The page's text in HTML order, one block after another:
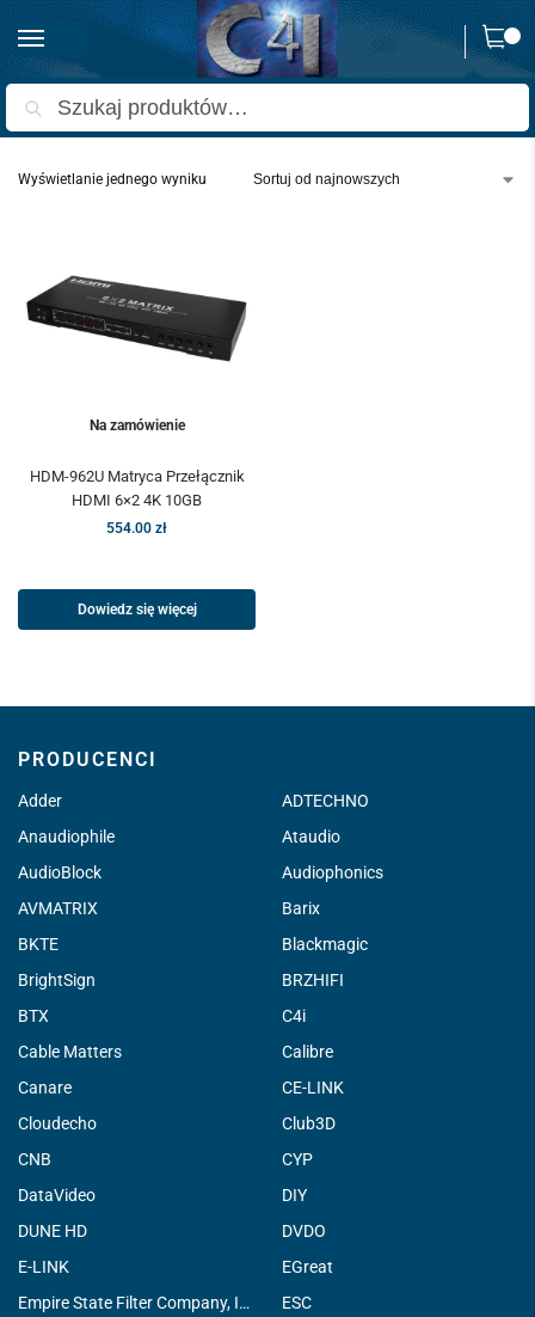
0
Strona główna Produkty oznaczone “matryca 6x2 hdmi”
Wyświetlanie jednego wyniku
Na zamówienie
HDM-962U Matryca Przełącznik
HDMI 6×2 4K 10GB
554.00 zł
Dowiedz się więcej
PRODUCENCI
Adder
ADTECHNO
Anaudiophile
Ataudio
AudioBlock
Audiophonics
AVMATRIX
Barix
BKTE
Blackmagic
BrightSign
BRZHIFI
BTX
C4i
Cable Matters
Calibre
Canare
CE-LINK
Cloudecho
Club3D
CNB
CYP
DataVideo
DIY
DUNE HD
DVDO
E-LINK
EGreat
Empire State Filter Company, INC.
ESC